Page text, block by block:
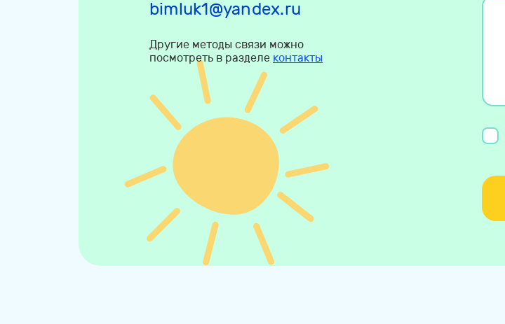
bimluk1@yandex.ru
Другие методы связи можно
посмотреть в разделе контакты